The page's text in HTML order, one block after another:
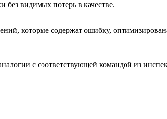
без видимых потерь в качестве.
которые содержат ошибку,
с соответствующей командой из